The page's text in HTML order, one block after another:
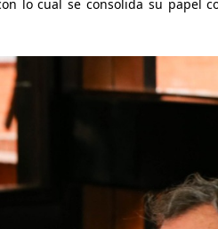
lo cual se consolida su papel